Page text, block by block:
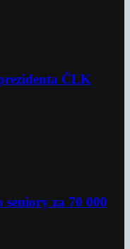
ČLK
za 70 000